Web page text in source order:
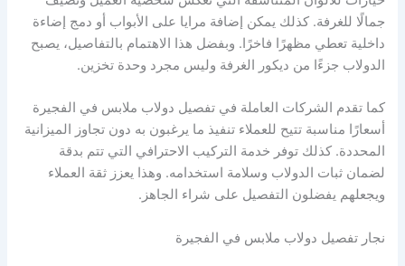
جمالًا للغرفة. كذلك يمكن إضافة مرايا على الأبواب أو دمج إضاءة
داخلية تعطي مظهرًا فاخرًا. وبفضل هذا الاهتمام بالتفاصيل، يصبح
الدولاب جزءًا من ديكور الغرفة وليس مجرد وحدة تخزين.
كما تقدم الشركات العاملة في تفصيل دولاب ملابس في الفجيرة
أسعارًا مناسبة تتيح للعملاء تنفيذ ما يرغبون به دون تجاوز الميزانية
المحددة. كذلك توفر خدمة التركيب الاحترافي التي تتم بدقة
لضمان ثبات الدولاب وسلامة استخدامه. وهذا يعزز ثقة العملاء
ويجعلهم يفضلون التفصيل على شراء الجاهز.
نجار تفصيل دولاب ملابس في الفجيرة